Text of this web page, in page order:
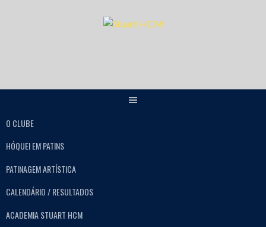
O CLUBE
HÓQUEI EM PATINS
PATINAGEM ARTÍSTICA
CALENDÁRIO / RESULTADOS
ACADEMIA STUART HCM